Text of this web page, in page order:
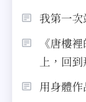
我第一
《唐樓
上，回到
用身體